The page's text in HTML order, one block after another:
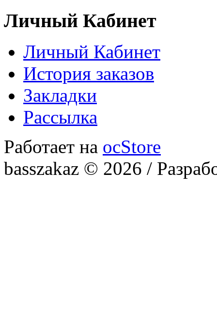
Личный Кабинет
Личный Кабинет
История заказов
Закладки
Рассылка
Работает на ocStore
basszakaz © 2026 /